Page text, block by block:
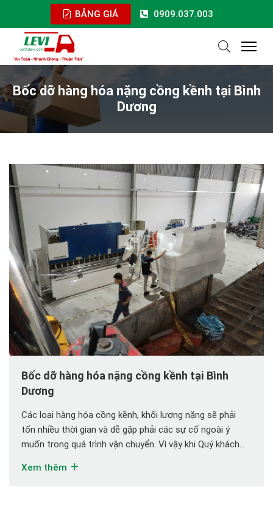
BẢNG GIÁ 0909.037.003
Bốc dỡ hàng hóa nặng cồng kềnh tại Bình
Dương
Bốc dỡ hàng hóa nặng cồng kềnh tại Bình
Dương
Các loại hàng hóa cồng kềnh, khối lượng nặng sẽ phải
tốn nhiều thời gian và dễ gặp phải các sự cố ngoài ý
muốn trong quá trình vận chuyển. Vì vậy khi Quý khách
Dương, thì hãy liên hệ ngay đến […]
Xem thêm